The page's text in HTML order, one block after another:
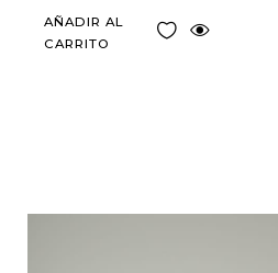
AÑADIR AL
CARRITO